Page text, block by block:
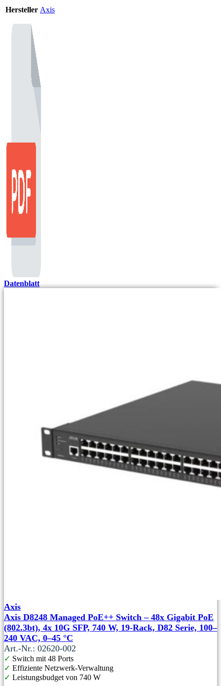
Hersteller Axis
Datenblatt
Axis
Axis D8248 Managed PoE++ Switch – 48x Gigabit PoE
(802.3bt), 4x 10G SFP, 740 W, 19-Rack, D82 Serie, 100–
240 VAC, 0–45 °C
Art.-Nr.: 02620-002
✓ Switch mit 48 Ports
✓ Effiziente Netzwerk-Verwaltung
✓ Leistungsbudget von 740 W